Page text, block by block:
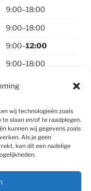
wij technologieën zoals
slaan en/of te raadplegen.
kunnen wij gegevens zoals
Als je geen
kan dit een nadelige
9:00–18:00
9:00–18:00
9:00–12:00
9:00–18:00
9:00–18:00